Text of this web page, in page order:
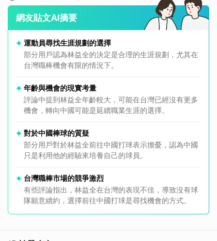
網友貼文AI摘要
運動員尋找生涯規劃的選擇
部分用戶認為林益全的決定是合理的生涯規劃，尤其在
台灣職棒機會有限的情況下。
年齡與機會的現實考量
評論中提到林益全年齡較大，可能在台灣已經沒有更多
機會，轉向中國可能是延續職業生涯的選擇。
對於中國棒球的質疑
部分用戶對於林益全前往中國打球表示擔憂，認為中國
只是利用他的經驗來培養自己的球員。
台灣職棒市場的競爭激烈
有些評論指出，林益全在台灣的表現不佳，導致沒有球
隊願意續約，選擇前往中國打球是尋找機會的方式。